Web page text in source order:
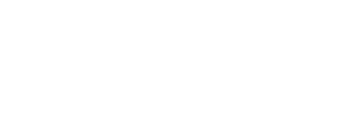
a un proceso